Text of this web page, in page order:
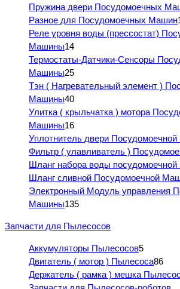
Пружина двери Посудомоечных
Разное для Посудомоечных Машин
Реле уровня воды (прессостат)
Машины14
Термостаты-Датчики-Сенсоры
Машины25
Тэн ( Нагревательный элемент )
Машины40
Улитка ( крыльчатка ) мотора
Машины16
Уплотнитель двери
Фильтр ( улавливатель )
Шланг набора воды
Шланг сливной Посудомоечной
Электронный Модуль управления
Машины135
Запчасти для Пылесосов
Аккумуляторы Пылесосов5
Двигатель ( мотор ) Пылесоса86
Держатель ( рамка ) мешка